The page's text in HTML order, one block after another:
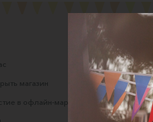
магазин
в офлайн-маркете